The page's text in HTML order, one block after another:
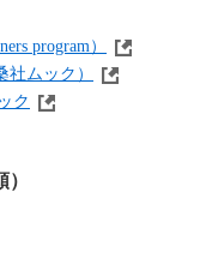
program）
ムック）
ク